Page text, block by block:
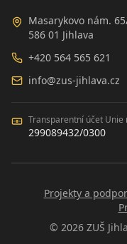
Masarykovo nám.
586 01 Jihlava
+420 564 565 621
info@zus-jihlava.cz
Transparentní účet Unie
299089432/0300
Projekty a
© 2026ZUŠ